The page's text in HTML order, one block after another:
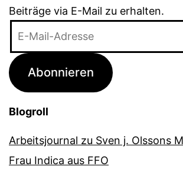
Beiträge via E-Mail zu erhalten.
Adresse
Abonnieren
Blogroll
Arbeitsjournal zu Sven j. Olssons
Frau Indica aus FFO